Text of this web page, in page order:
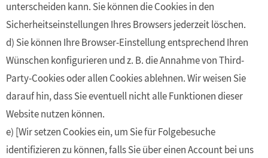
unterscheiden kann. Sie können die Cookies in den
Sicherheitseinstellungen Ihres Browsers jederzeit löschen.
d) Sie können Ihre Browser-Einstellung entsprechend Ihren
Wünschen konfigurieren und z. B. die Annahme von Third-
Party-Cookies oder allen Cookies ablehnen. Wir weisen Sie
darauf hin, dass Sie eventuell nicht alle Funktionen dieser
Website nutzen können.
e) [Wir setzen Cookies ein, um Sie für Folgebesuche
identifizieren zu können, falls Sie über einen Account bei uns